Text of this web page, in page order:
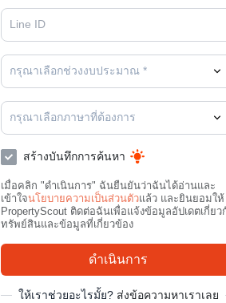
กรุณาเลือกช่วงงบประมาณ *
กรุณาเลือกภาษาที่ต้องการ
สร้างบันทึกการค้นหา
เมื่อคลิก "ดำเนินการ" ฉันยืนยันว่าฉันได้อ่านและ
เข้าใจนโยบายความเป็นส่วนตัวแล้ว และยินยอมให้
PropertyScout ติดต่อฉันเพื่อแจ้งข้อมูลอัปเดตเกี่ยว
ทรัพย์สินและข้อมูลที่เกี่ยวข้อง
ดำเนินการ
ให้เราช่วยอะไรมั้ย? ส่งข้อความหาเราเลย